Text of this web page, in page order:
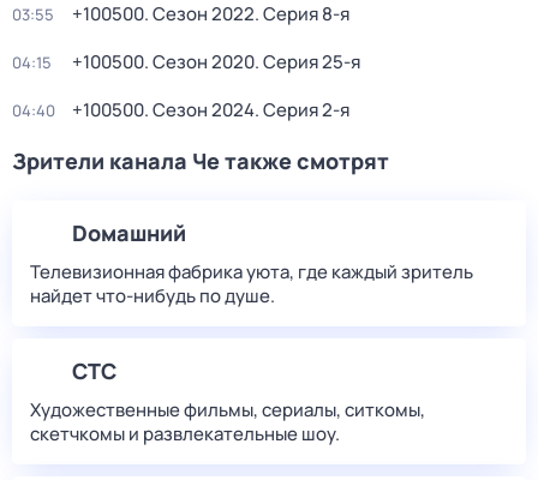
03:55 +100500. Сезон 2022. Серия 8-я
04:15 +100500. Сезон 2020. Серия 25-я
04:40 +100500. Сезон 2024. Серия 2-я
Зрители канала Че также смотрят
Dомашний
Телевизионная фабрика уюта, где каждый зритель
найдет что‑нибудь по душе.
СТС
Художественные фильмы, сериалы, ситкомы,
скетчкомы и развлекательные шоу.